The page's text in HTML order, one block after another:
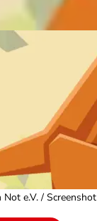
e.V. / Screenshot